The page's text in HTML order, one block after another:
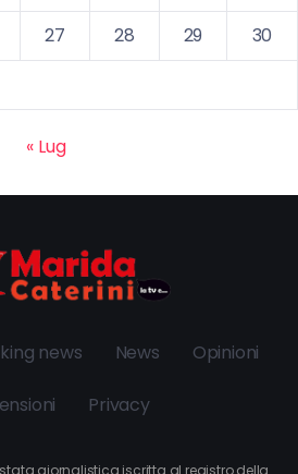
27 28 29
30
« Lug
news News Opinioni
Privacy